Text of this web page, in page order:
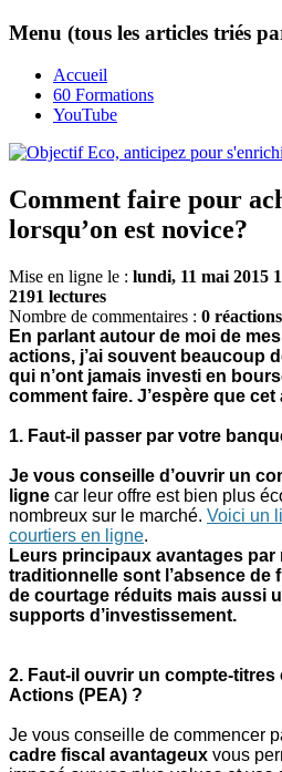
Menu (tous les articles triés
Accueil
60 Formations
YouTube
Comment faire pour
lorsqu’on est novice?
Mise en ligne le : lundi, 11 mai 2015
2191 lectures
Nombre de commentaires : 0 réactions
En parlant autour de moi de
actions, j’ai souvent beaucoup
qui n’ont jamais investi en
comment faire. J’espère que
1. Faut-il passer par votre
Je vous conseille d’ouvrir un
ligne car leur offre est bien plus
nombreux sur le marché. Voici un
courtiers en ligne.
Leurs principaux avantages
traditionnelle sont l’absence de
de courtage réduits mais aussi
supports d’investissement.
2. Faut-il ouvrir un compte-titres
Actions (PEA) ?
Je vous conseille de commencer
cadre fiscal avantageux vous